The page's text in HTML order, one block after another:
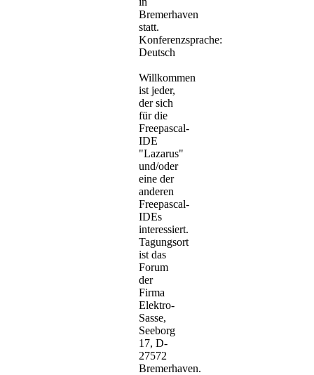
Bremerhaven
statt.
Konferenzsprache:
Deutsch
Willkommen
ist jeder,
der sich
für die
Freepascal-
IDE
"Lazarus"
und/oder
eine der
anderen
Freepascal-
IDEs
interessiert.
Tagungsort
ist das
Forum
der
Firma
Elektro-
Sasse,
Seeborg
17, D-
27572
Bremerhaven.